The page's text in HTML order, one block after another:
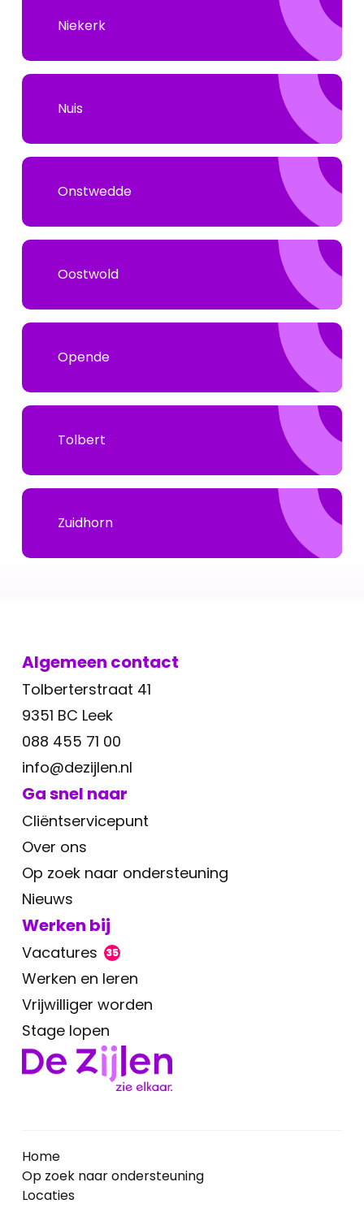
Niekerk
Nuis
Onstwedde
Oostwold
Opende
Tolbert
Zuidhorn
Algemeen contact
Tolberterstraat 41
9351 BC Leek
088 455 71 00
info@dezijlen.nl
Ga snel naar
Cliëntservicepunt
Over ons
Op zoek naar ondersteuning
Nieuws
Werken bij
Vacatures 35
Werken en leren
Vrijwilliger worden
Stage lopen
Home
Op zoek naar ondersteuning
Locaties